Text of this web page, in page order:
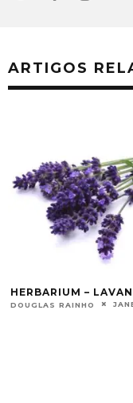
ARTIGOS
(ALFAZEMA)
23, 2014